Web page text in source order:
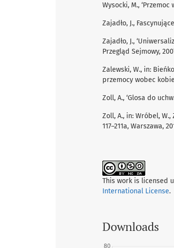
Wysocki, M.,
Zajadło, J.,
Zajadło, J.,
Przegląd Sejmowy,
Zalewski, W., in:
przemocy wobec
Zoll, A., ‘Glosa do
Zoll, A., in: Wróbel, W.,
117–211a, Warszawa,
This work is licensed
International License.
Downloads